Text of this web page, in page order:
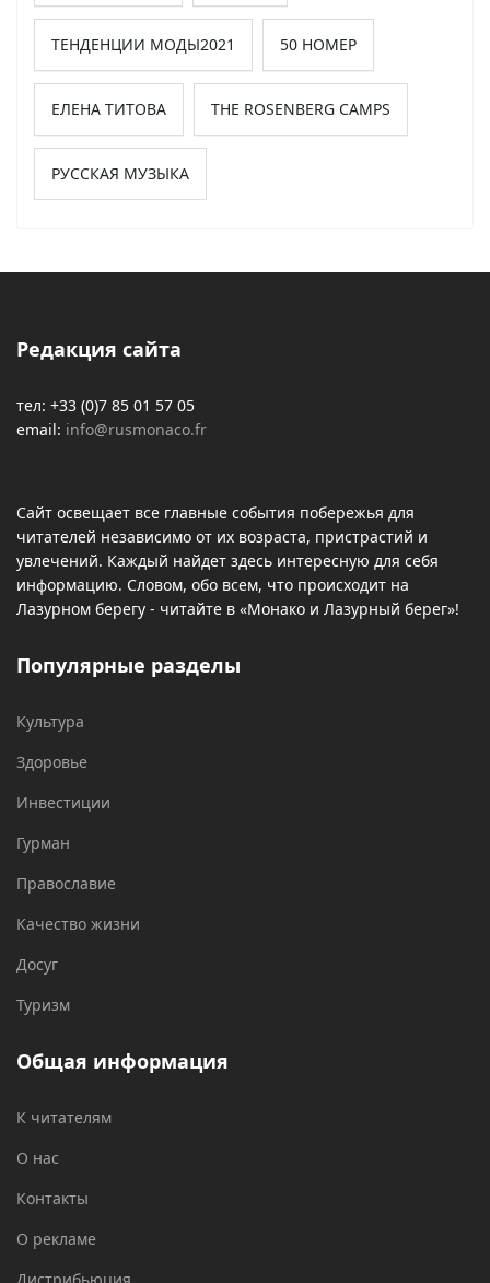
ТЕНДЕНЦИИ МОДЫ2021 50 НОМЕР
ЕЛЕНА ТИТОВА THE ROSENBERG CAMPS
РУССКАЯ МУЗЫКА
Редакция сайта
тел: +33 (0)7 85 01 57 05
email: info@rusmonaco.fr
Сайт освещает все главные события побережья для
читателей независимо от их возраста, пристрастий и
увлечений. Каждый найдет здесь интересную для себя
информацию. Словом, обо всем, что происходит на
Лазурном берегу - читайте в «Монако и Лазурный берег»!
Популярные разделы
Культура
Здоровье
Инвестиции
Гурман
Православие
Качество жизни
Досуг
Туризм
Общая информация
К читателям
О нас
Контакты
О рекламе